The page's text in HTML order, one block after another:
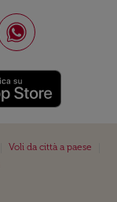
Voli da città a paese